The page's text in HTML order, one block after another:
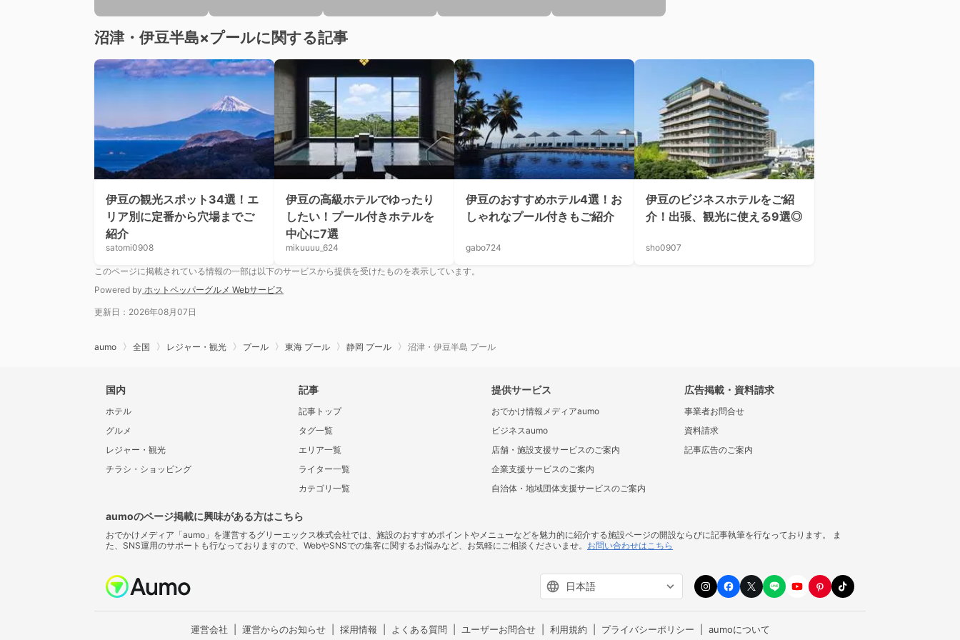
沼津・伊豆半島×プールに関する記事
伊豆の観光スポット34選！エ
リア別に定番から穴場までご
紹介
satomi0908
伊豆の高級ホテルでゆったり
したい！プール付きホテルを
中心に7選
mikuuuu_624
伊豆のおすすめホテル4選！お
しゃれなプール付きもご紹介
gabo724
伊豆のビジネスホテルをご紹
介！出張、観光に使える9選◎
sho0907
このページに掲載されている情報の一部は以下のサービスから提供を受けたものを表示しています。
Powered by ホットペッパーグルメ Webサービス
更新日：2026年08月07日
aumo 全国 レジャー・観光 プール 東海 プール 静岡 プール 沼津・伊豆半島 プール
国内
ホテル
グルメ
レジャー・観光
チラシ・ショッピング
記事
記事トップ
タグ一覧
エリア一覧
ライター一覧
カテゴリ一覧
提供サービス
おでかけ情報メディアaumo
ビジネスaumo
店舗・施設支援サービスのご案内
企業支援サービスのご案内
自治体・地域団体支援サービスのご案内
広告掲載・資料請求
事業者お問合せ
資料請求
記事広告のご案内
aumoのページ掲載に興味がある方はこちら
おでかけメディア「aumo」を運営するグリーエックス株式会社では、施設のおすすめポイントやメニューなどを魅力的に紹介する施設ページの開設ならびに記事執筆を行なっております。 ま
た、SNS運用のサポートも行なっておりますので、WebやSNSでの集客に関するお悩みなど、お気軽にご相談くださいませ。 お問い合わせはこちら
運営会社 運営からのお知らせ 採用情報 よくある質問 ユーザーお問合せ 利用規約 プライバシーポリシー aumoについて